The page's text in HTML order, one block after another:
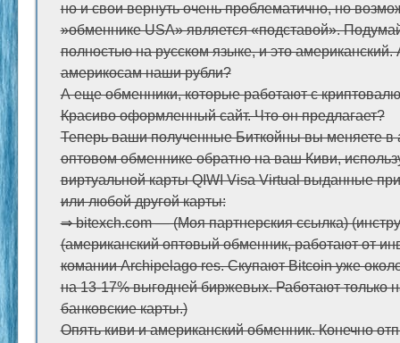
но и свои вернуть очень проблематично, но
»обменнике USA» является «подставой».
полностью на русском языке, и это американский.
америкосам наши рубли?
А еще обменники, которые работают с
Красиво оформленный сайт. Что он предлагает?
Теперь ваши полученные Биткойны вы меняете в
оптовом обменнике обратно на ваш Киви,
виртуальной карты QIWI Visa Virtual выданные
или любой другой карты:
⇒ bitexch.com — (Моя партнерския ссылка)
(американский оптовый обменник, работают от
комании Archipelago res. Скупают Bitcoin уже
на 13-17% выгодней биржевых. Работают только
банковские карты.)
Опять киви и американский обменник. Конечно